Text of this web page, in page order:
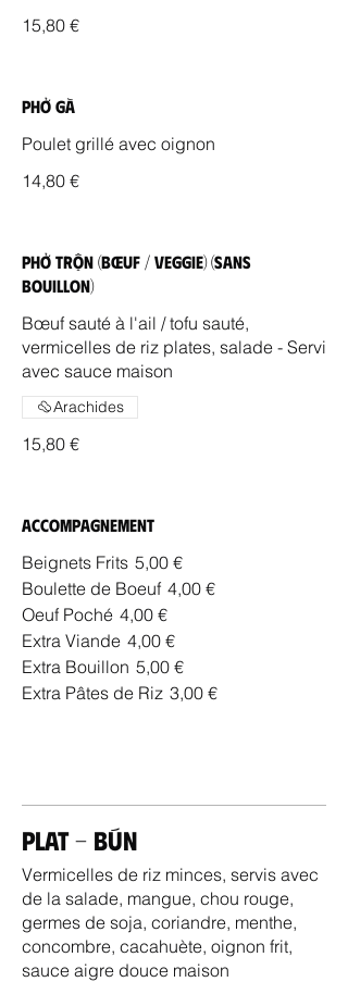
15,80 €
Phở Gà
Poulet grillé avec oignon
14,80 €
Phở Trộn (Bœuf / Veggie) (Sans
bouillon)
Bœuf sauté à l'ail / tofu sauté,
vermicelles de riz plates, salade - Servi
avec sauce maison
15,80 €
Arachides
Accompagnement
Beignets Frits 5,00 €
Boulette de Boeuf 4,00 €
Oeuf Poché 4,00 €
Extra Viande 4,00 €
Extra Bouillon 5,00 €
Extra Pâtes de Riz 3,00 €
Plat - Bún
Vermicelles de riz minces, servis avec
de la salade, mangue, chou rouge,
germes de soja, coriandre, menthe,
concombre, cacahuète, oignon frit,
sauce aigre douce maison